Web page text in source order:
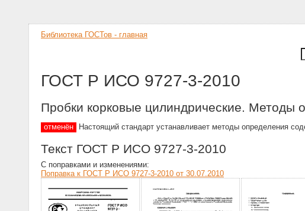
Библиотека ГОСТов - главная
ГОСТ Р ИСО 9727-3-2010
Пробки корковые цилиндрические. Методы
отменён Настоящий стандарт устанавливает методы определения
Текст ГОСТ Р ИСО 9727-3-2010
С поправками и изменениями:
Поправка к ГОСТ Р ИСО 9727-3-2010 от 30.07.2010